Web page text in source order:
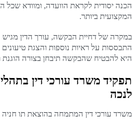
הכנה יסודית לקראת הוועדה, ומוודא שכל
המקצועית ביותר.
במקרה של דחיית הבקשה, עורך הדין
התבססות על ראיות נוספות והצגת
היא להבטיח שהבקשה תיבחן בצורה הוגנת
תפקיד משרד עורכי דין
לנכה
משרד עורכי דין המתמחה בהוצאת תו